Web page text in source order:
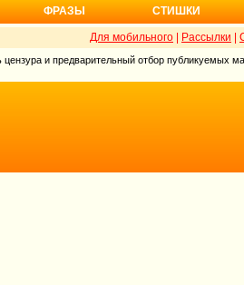
ФРАЗЫ СТИШКИ
Для мобильного Рассылки
и предварительный отбор публикуемых